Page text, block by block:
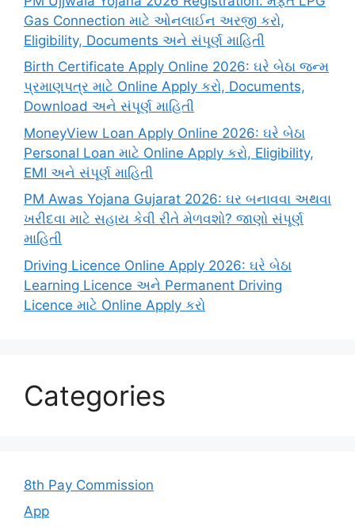
Gas Connection માટે ઓનલાઈન અરજી કરો,
Eligibility, Documents અને સંપૂર્ણ માહિતી
Birth Certificate Apply Online 2026: ઘરે બેઠા જન્મ
પ્રમાણપત્ર માટે Online Apply કરો, Documents,
Download અને સંપૂર્ણ માહિતી
MoneyView Loan Apply Online 2026: ઘરે બેઠા
Personal Loan માટે Online Apply કરો, Eligibility,
EMI અને સંપૂર્ણ માહિતી
PM Awas Yojana Gujarat 2026: ઘર બનાવવા અથવા
ખરીદવા માટે સહાય કેવી રીતે મેળવશો? જાણો સંપૂર્ણ
માહિતી
Driving Licence Online Apply 2026: ઘરે બેઠા
Learning Licence અને Permanent Driving
Licence માટે Online Apply કરો
Categories
8th Pay Commission
App